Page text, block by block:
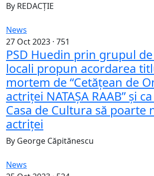
By REDACȚIE
News
27 Oct 2023 · 751
PSD Huedin prin grupul
locali propun acordarea
mortem de “Cetățean de
actriței NATAȘA RAAB” și
Casa de Cultura să poarte
actriței
By George Căpitănescu
News